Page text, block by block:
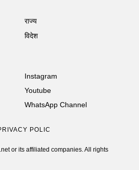
राज्य
विदेश
Instagram
Youtube
WhatsApp Channel
POLICY
or its affiliated companies. All rights